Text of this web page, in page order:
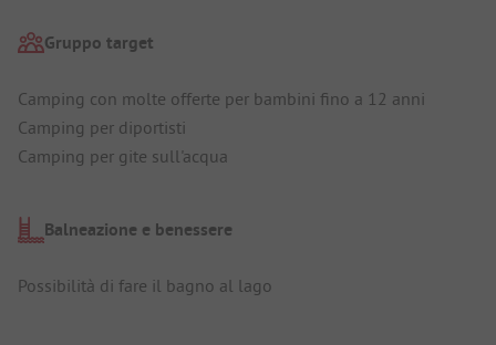
Gruppo target
Camping con molte offerte per bambini fino a 12 anni
Camping per diportisti
Camping per gite sull'acqua
Balneazione e benessere
Possibilità di fare il bagno al lago